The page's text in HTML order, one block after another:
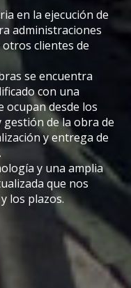
en la ejecución de
administraciones
clientes de
se encuentra
con una
ocupan desde los
de la obra de
y entrega de
y una amplia
que nos
los plazos.